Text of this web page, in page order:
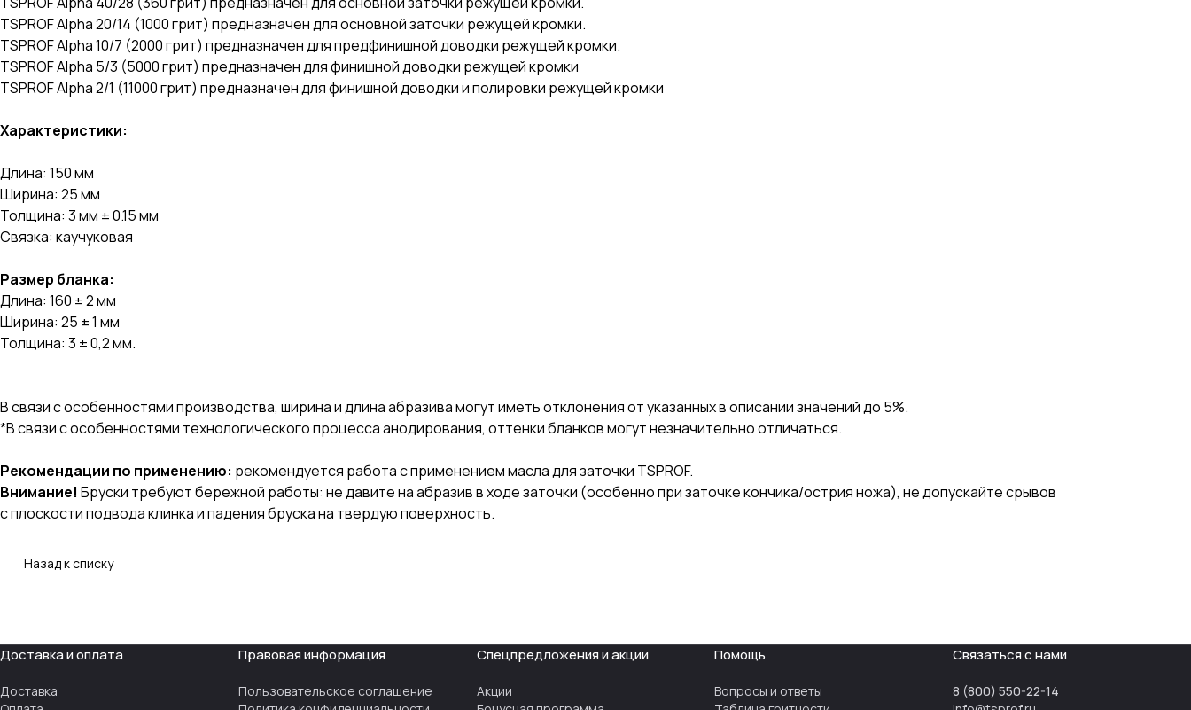
TSPROF Alpha 20/14 (1000 грит) предназначен для основной заточки режущей кромки.
TSPROF Alpha 10/7 (2000 грит) предназначен для предфинишной доводки режущей кромки.
TSPROF Alpha 5/3 (5000 грит) предназначен для финишной доводки режущей кромки
TSPROF Alpha 2/1 (11000 грит) предназначен для финишной доводки и полировки режущей кромки
Характеристики:
Длина: 150 мм
Ширина: 25 мм
Толщина: 3 мм ± 0.15 мм
Связка: каучуковая
Размер бланка:
Длина: 160 ± 2 мм
Ширина: 25 ± 1 мм
Толщина: 3 ± 0,2 мм.
В связи с особенностями производства, ширина и длина абразива могут иметь отклонения от указанных в описании значений до 5%.
*В связи с особенностями технологического процесса анодирования, оттенки бланков могут незначительно отличаться.
Рекомендации по применению: рекомендуется работа с применением масла для заточки TSPROF.
Внимание! Бруски требуют бережной работы: не давите на абразив в ходе заточки (особенно при заточке кончика/острия ножа), не допускайте срывов
с плоскости подвода клинка и падения бруска на твердую поверхность.
Назад к списку
Доставка и оплата
Доставка
Правовая информация
Пользовательское соглашение
Спецпредложения и акции
Акции
Помощь
Вопросы и ответы
Связаться с нами
8 (800) 550-22-14